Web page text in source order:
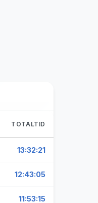
TOTALTID
13:32:21
12:43:05
11:53:15